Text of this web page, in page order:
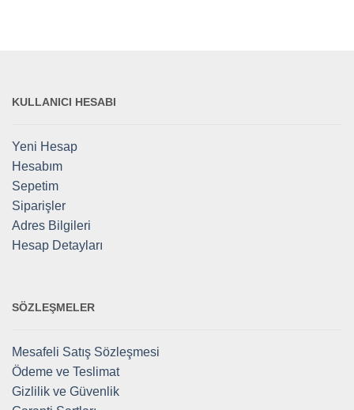
KULLANICI HESABI
Yeni Hesap
Hesabım
Sepetim
Siparişler
Adres Bilgileri
Hesap Detayları
SÖZLEŞMELER
Mesafeli Satış Sözleşmesi
Ödeme ve Teslimat
Gizlilik ve Güvenlik